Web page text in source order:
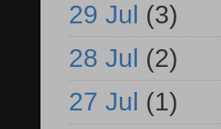
29 Jul (3)
28 Jul (2)
27 Jul (1)